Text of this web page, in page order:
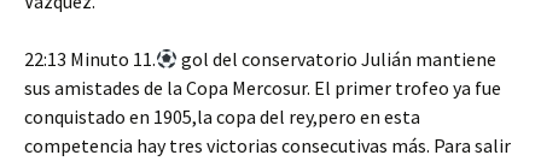
22:13 Minuto 11.
gol del conservatorio Julián mantiene
sus amistades de la Copa Mercosur. El primer trofeo ya fue
conquistado en 1905,la copa del rey,pero en esta
competencia hay tres victorias consecutivas más. Para salir